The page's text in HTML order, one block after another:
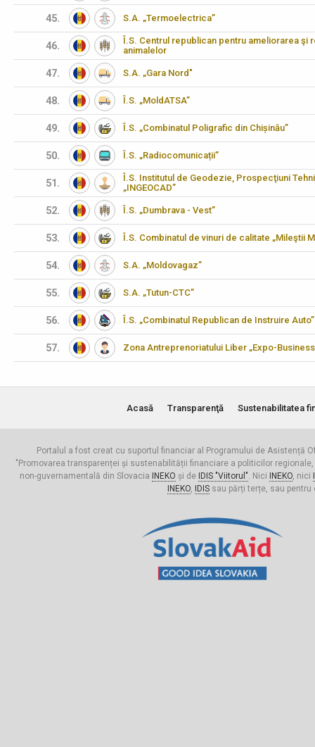
45. S.A. „Termoelectrica”
46.
Î.S. Centrul republican pentru ameliorarea şi
animalelor
47. S.A. „Gara Nord"
48. Î.S. „MoldATSA”
49. Î.S. „Combinatul Poligrafic din Chișinău”
50. Î.S. „Radiocomunicații”
51.
Î.S. Institutul de Geodezie, Prospecţiuni
„INGEOCAD”
52. Î.S. „Dumbrava - Vest”
53. Î.S. Combinatul de vinuri de calitate „Mileştii
54. S.A. „Moldovagaz”
55. S.A. „Tutun-CTC”
56. Î.S. „Combinatul Republican de Instruire Auto”
57. Zona Antreprenoriatului Liber „Expo-
Acasă Transparenţă Sustenabilitatea
Portalul a fost creat cu suportul financiar al Programului de Asistență
"Promovarea transparenței și sustenabilității financiare a politicilor
non-guvernamentală din Slovacia
INEKO și de IDIS "Viitorul". Nici INEKO, nici
INEKO, IDISsau părți terțe, sau pentru